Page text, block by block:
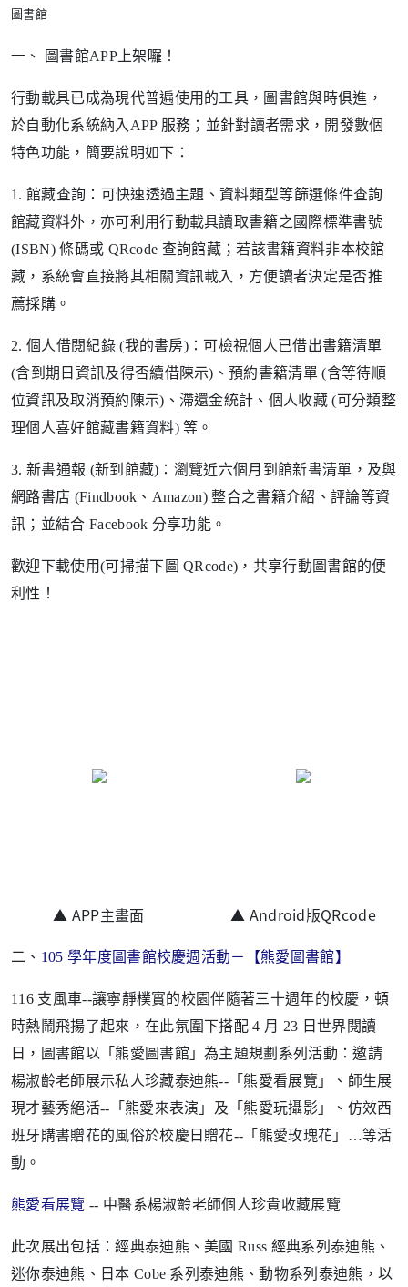
圖書館
一、 圖書館APP上架囉！
行動載具已成為現代普遍使用的工具，圖書館與時俱進，
於自動化系統納入APP 服務；並針對讀者需求，開發數個
特色功能，簡要說明如下：
1. 館藏查詢：可快速透過主題、資料類型等篩選條件查詢
館藏資料外，亦可利用行動載具讀取書籍之國際標準書號
(ISBN) 條碼或 QRcode 查詢館藏；若該書籍資料非本校館
藏，系統會直接將其相關資訊載入，方便讀者決定是否推
薦採購。
2. 個人借閱紀錄 (我的書房)：可檢視個人已借出書籍清單
(含到期日資訊及得否續借陳示)、預約書籍清單 (含等待順
位資訊及取消預約陳示)、滯還金統計、個人收藏 (可分類整
理個人喜好館藏書籍資料) 等。
3. 新書通報 (新到館藏)：瀏覽近六個月到館新書清單，及與
網路書店 (Findbook、Amazon) 整合之書籍介紹、評論等資
訊；並結合 Facebook 分享功能。
歡迎下載使用(可掃描下圖 QRcode)，共享行動圖書館的便
利性！
▲ APP主畫面
▲ Android版QRcode
二 、 105 學年度圖書館校慶週活動－【熊愛圖書館】
116 支風車--讓寧靜樸實的校園伴隨著三十週年的校慶，頓
時熱鬧飛揚了起來，在此氛圍下搭配 4 月 23 日世界閱讀
日，圖書館以「熊愛圖書館」為主題規劃系列活動：邀請
楊淑齡老師展示私人珍藏泰迪熊--「熊愛看展覽」、師生展
現才藝秀絕活--「熊愛來表演」及「熊愛玩攝影」、仿效西
班牙購書贈花的風俗於校慶日贈花--「熊愛玫瑰花」…等活
動。
熊愛看展覽 -- 中醫系楊淑齡老師個人珍貴收藏展覽
此次展出包括：經典泰迪熊、美國 Russ 經典系列泰迪熊、
迷你泰迪熊、日本 Cobe 系列泰迪熊、動物系列泰迪熊，以